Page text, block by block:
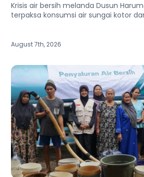
Krisis air bersih melanda Dusun
terpaksa konsumsi air sungai kotor
August 7th, 2026